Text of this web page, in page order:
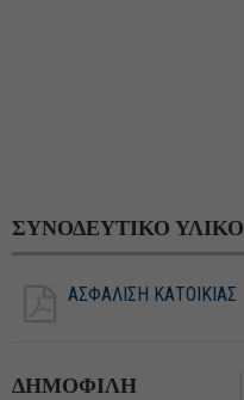
ΣΥΝΟΔΕΥΤΙΚΟ ΥΛΙΚΟ
ΑΣΦΑΛΙΣΗ ΚΑΤΟΙΚΙΑΣ
ΔΗΜΟΦΙΛΗ